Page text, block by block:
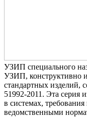
УЗИП специального
УЗИП, конструктивно
стандартных изделий,
51992-2011. Эта серия
в системах,
ведомственными